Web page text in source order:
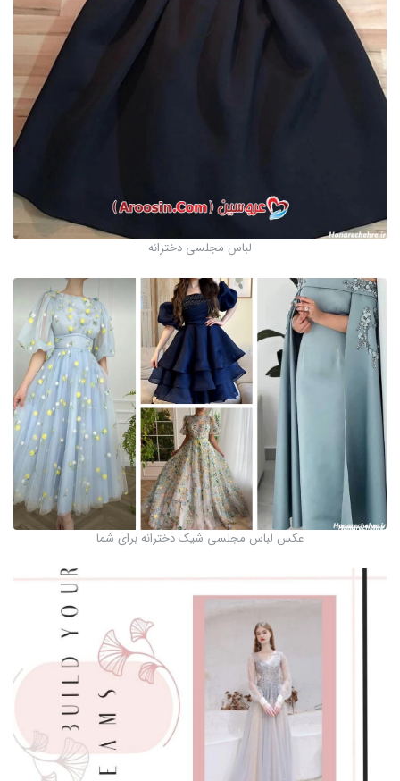
لباس مجلسی دخترانه
عکس لباس مجلسی شیک دخترانه برای شما